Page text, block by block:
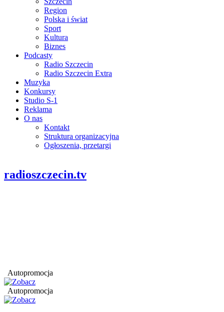
Region
Polska i świat
Sport
Kultura
Biznes
Podcasty
Radio Szczecin
Radio Szczecin Extra
Muzyka
Konkursy
Studio S-1
Reklama
O nas
Kontakt
Struktura organizacyjna
Ogłoszenia, przetargi
radioszczecin.tv
Autopromocja
Autopromocja